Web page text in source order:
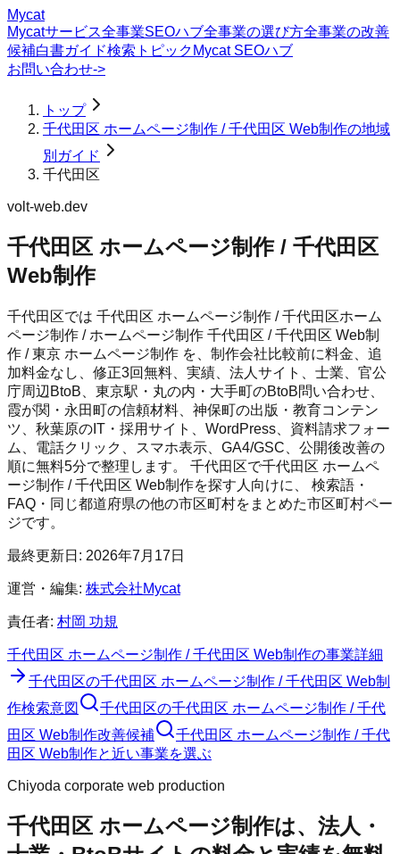
Mycat
Mycatサービス全事業SEOハブ全事業の選び方全事業の改善
候補白書ガイド検索トピック Mycat SEOハブ
お問い合わせ->
トップ
千代田区 ホームページ制作 / 千代田区 Web制作の地域
別ガイド
千代田区
volt-web.dev
千代田区 ホームページ制作 / 千代田区
Web制作
千代田区では 千代田区 ホームページ制作 / 千代田区ホーム
ページ制作 / ホームページ制作 千代田区 / 千代田区 Web制
作 / 東京 ホームページ制作 を、制作会社比較前に料金、追
加料金なし、修正3回無料、実績、法人サイト、士業、官公
庁周辺BtoB、東京駅・丸の内・大手町のBtoB問い合わせ、
霞が関・永田町の信頼材料、神保町の出版・教育コンテン
ツ、秋葉原のIT・採用サイト、WordPress、資料請求フォー
ム、電話クリック、スマホ表示、GA4/GSC、公開後改善の
順に無料5分で整理します。 千代田区で千代田区 ホームペ
ージ制作 / 千代田区 Web制作を探す人向けに、 検索語・
FAQ・同じ都道府県の他の市区町村をまとめた市区町村ペー
ジです。
最終更新日: 2026年7月17日
運営・編集: 株式会社Mycat
責任者: 村岡 功規
千代田区 ホームページ制作 / 千代田区 Web制作の事業詳細
千代田区の千代田区 ホームページ制作 / 千代田区 Web制
作検索意図 千代田区の千代田区 ホームページ制作 / 千代
田区 Web制作改善候補
千代田区 ホームページ制作 / 千代
田区 Web制作と近い事業を選ぶ
Chiyoda corporate web production
千代田区 ホームページ制作は、法人・